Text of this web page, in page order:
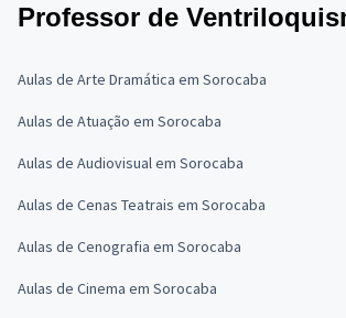
Professor de
Aulas de Arte Dramática em Sorocaba
Aulas de Atuação em Sorocaba
Aulas de Audiovisual em Sorocaba
Aulas de Cenas Teatrais em Sorocaba
Aulas de Cenografia em Sorocaba
Aulas de Cinema em Sorocaba